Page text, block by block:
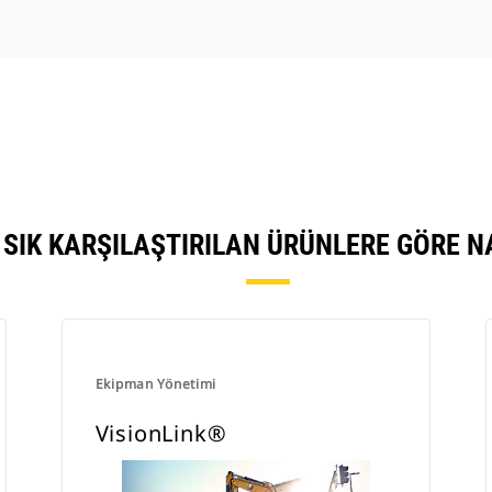
KARŞILAŞTIRILAN ÜRÜNLERE GÖRE
Ekipman Yönetimi
VisionLink®